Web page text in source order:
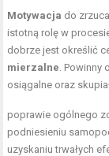
Motywacja do
istotną rolę w
dobrze jest określić
mierzalne. Powinny
osiągalne oraz
poprawie ogólnego
podniesieniu
uzyskaniu trwałych